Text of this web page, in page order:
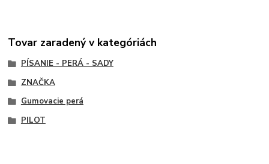
Tovar zaradený v kategóriách
PÍSANIE - PERÁ - SADY
ZNAČKA
Gumovacie perá
PILOT